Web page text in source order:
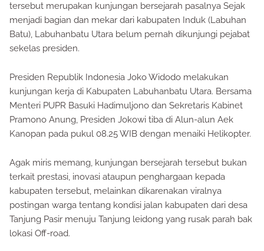
tersebut merupakan kunjungan bersejarah pasalnya Sejak
menjadi bagian dan mekar dari kabupaten Induk (Labuhan
Batu), Labuhanbatu Utara belum pernah dikunjungi pejabat
sekelas presiden.
Presiden Republik Indonesia Joko Widodo melakukan
kunjungan kerja di Kabupaten Labuhanbatu Utara. Bersama
Menteri PUPR Basuki Hadimuljono dan Sekretaris Kabinet
Pramono Anung, Presiden Jokowi tiba di Alun-alun Aek
Kanopan pada pukul 08.25 WIB dengan menaiki Helikopter.
Agak miris memang, kunjungan bersejarah tersebut bukan
terkait prestasi, inovasi ataupun penghargaan kepada
kabupaten tersebut, melainkan dikarenakan viralnya
postingan warga tentang kondisi jalan kabupaten dari desa
Tanjung Pasir menuju Tanjung leidong yang rusak parah bak
lokasi Off-road.